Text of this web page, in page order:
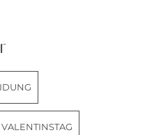
VALENTINSTAG